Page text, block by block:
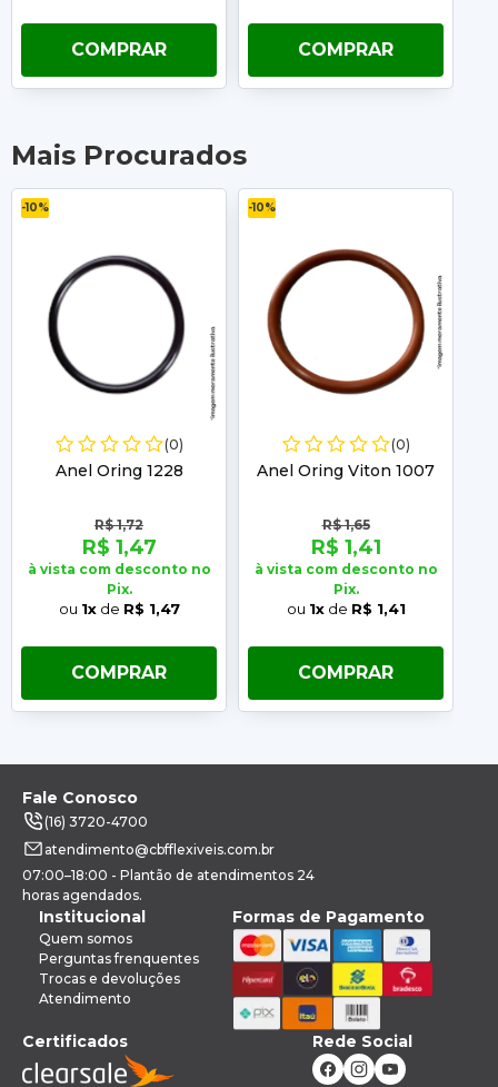
COMPRAR COMPRAR
Mais Procurados
-10%
(0)
Anel Oring 1228
R$ 1,72
R$ 1,47
à vista com desconto no
Pix.
ou 1xde R$ 1,47
COMPRAR
-10%
(0)
Anel Oring Viton 1007
R$ 1,65
R$ 1,41
à vista com desconto no
Pix.
ou 1xde R$ 1,41
COMPRAR
Fale Conosco
(16) 3720-4700
atendimento@cbfflexiveis.com.br
07:00–18:00 - Plantão de atendimentos 24
horas agendados.
Institucional
Quem somos
Perguntas frenquentes
Trocas e devoluções
Atendimento
Formas de Pagamento
Certificados Rede Social